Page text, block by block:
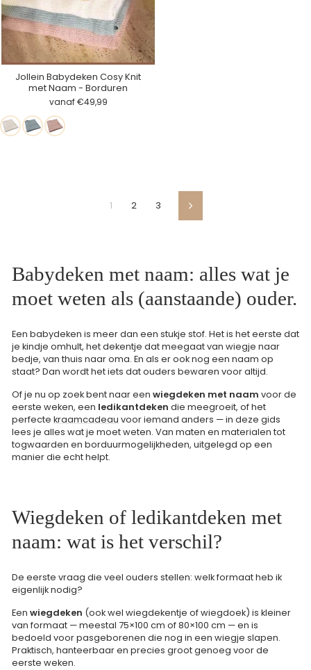
Jollein Babydeken Cosy Knit
met Naam - Borduren
vanaf €49,99
Wit Seafoam
Dusty
Pink
1 2 3 Volgende
Babydeken met naam: alles wat je
moet weten als (aanstaande) ouder.
Een babydeken is meer dan een stukje stof. Het is het eerste dat
je kindje omhult, het dekentje dat meegaat van wiegje naar
bedje, van thuis naar oma. En als er ook nog een naam op
staat? Dan wordt het iets dat ouders bewaren voor altijd.
Of je nu op zoek bent naar een wiegdeken met naam voor de
eerste weken, een ledikantdeken die meegroeit, of het
perfecte kraamcadeau voor iemand anders — in deze gids
lees je alles wat je moet weten. Van maten en materialen tot
togwaarden en borduurmogelijkheden, uitgelegd op een
manier die echt helpt.
Wiegdeken of ledikantdeken met
naam: wat is het verschil?
De eerste vraag die veel ouders stellen: welk formaat heb ik
eigenlijk nodig?
Een wiegdeken (ook wel wiegdekentje of wiegdoek) is kleiner
van formaat — meestal 75×100 cm of 80×100 cm — en is
bedoeld voor pasgeborenen die nog in een wiegje slapen.
Praktisch, hanteerbaar en precies groot genoeg voor de
eerste weken.